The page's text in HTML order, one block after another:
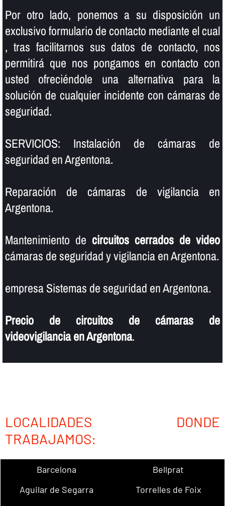
Por otro lado, ponemos a su disposición un
exclusivo formulario de contacto mediante el cual
, tras facilitarnos sus datos de contacto, nos
permitirá que nos pongamos en contacto con
usted ofreciéndole una alternativa para la
solución de cualquier incidente con cámaras de
seguridad.
SERVICIOS: Instalación de cámaras de
seguridad en Argentona.
Reparación de cámaras de vigilancia en
Argentona.
Mantenimiento de circuitos cerrados de video
cámaras de seguridad y vigilancia en Argentona.
empresa Sistemas de seguridad en Argentona.
Precio de circuitos de cámaras de
videovigilancia en Argentona.
LOCALIDADES DONDE
TRABAJAMOS:
Barcelona
Bellprat
Aguilar de Segarra
Torrelles de Foix